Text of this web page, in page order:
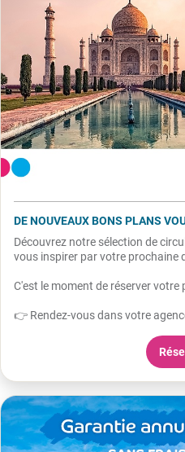
DE NOUVEAUX BONS PLANS
Découvrez notre sélection de
vous inspirer par votre prochaine
C'est le moment de réserver
👉 Rendez-vous dans votre